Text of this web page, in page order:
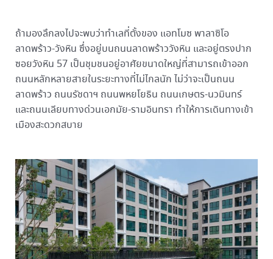
ถ้ามองลึกลงไปจะพบว่าทำเลที่ตั้งของ แอทโมซ พาลาซิโอ
ลาดพร้าว-วังหิน ซึ่งอยู่บนถนนลาดพร้าววังหิน และอยู่ตรงปาก
ซอยวังหิน 57 เป็นชุมชนอยู่อาศัยขนาดใหญ่ที่สามารถเข้าออก
ถนนหลักหลายสายในระยะทางที่ไม่ไกลนัก ไม่ว่าจะเป็นถนน
ลาดพร้าว ถนนรัชดาฯ ถนนพหยโยธิน ถนนเกษตร-นวมินทร์
และถนนเลียบทางด่วนเอกมัย-รามอินทรา ทำให้การเดินทางเข้า
เมืองสะดวกสบาย